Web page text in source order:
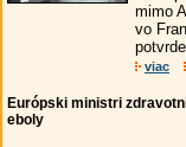
mimo
vo
viac
Európski ministri
eboly